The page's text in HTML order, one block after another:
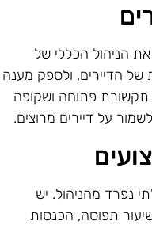
הניהול הכללי של
הדיירים, ולספק מענה
פתוחה ושקופה
על דיירים מרוצים.
נפרד מהניהול. יש
תפוסה, הכנסות